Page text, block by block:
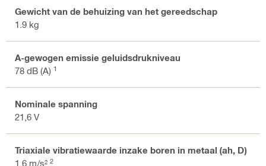
Gewicht van de behuizing van het gereedschap
1.9 kg
A-gewogen emissie geluidsdrukniveau
78 dB (A) 1
Nominale spanning
21,6 V
Triaxiale vibratiewaarde inzake boren in metaal (ah, D)
1.6 m/s² 2